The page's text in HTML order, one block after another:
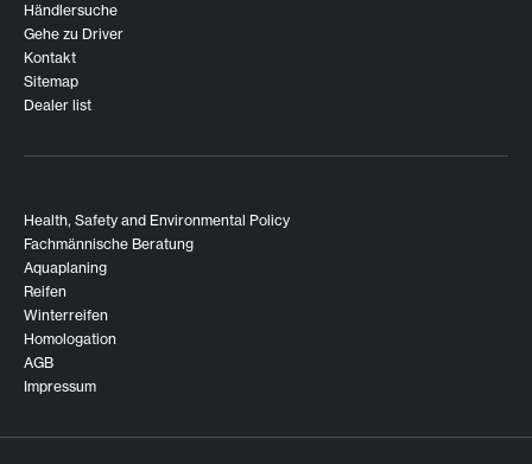
Händlersuche
Gehe zu Driver
Kontakt
Sitemap
Dealer list
Health, Safety and Environmental Policy
Fachmännische Beratung
Aquaplaning
Reifen
Winterreifen
Homologation
AGB
Impressum